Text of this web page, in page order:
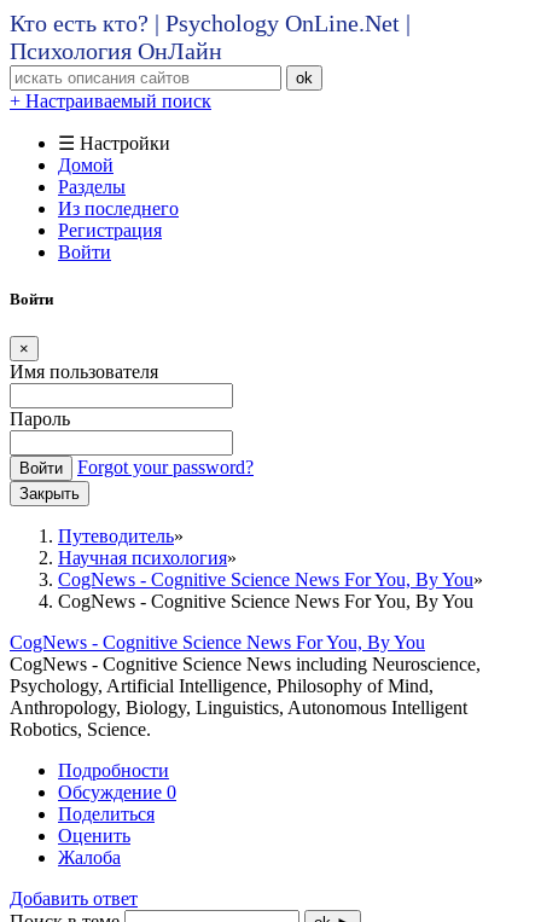
Кто есть кто? | Psychology OnLine.Net |
Психология ОнЛайн
ok
+ Настраиваемый поиск
☰ Настройки
Домой
Разделы
Из последнего
Регистрация
Войти
Войти
×
Имя пользователя
Пароль
Войти Forgot your password?
Закрыть
Путеводитель
Научная психология
CogNews - Cognitive Science News For You, By You
CogNews - Cognitive Science News For You, By You
CogNews - Cognitive Science News For You, By You
CogNews - Cognitive Science News including Neuroscience,
Psychology, Artificial Intelligence, Philosophy of Mind,
Anthropology, Biology, Linguistics, Autonomous Intelligent
Robotics, Science.
Подробности
Обсуждение 0
Поделиться
Оценить
Жалоба
Добавить ответ